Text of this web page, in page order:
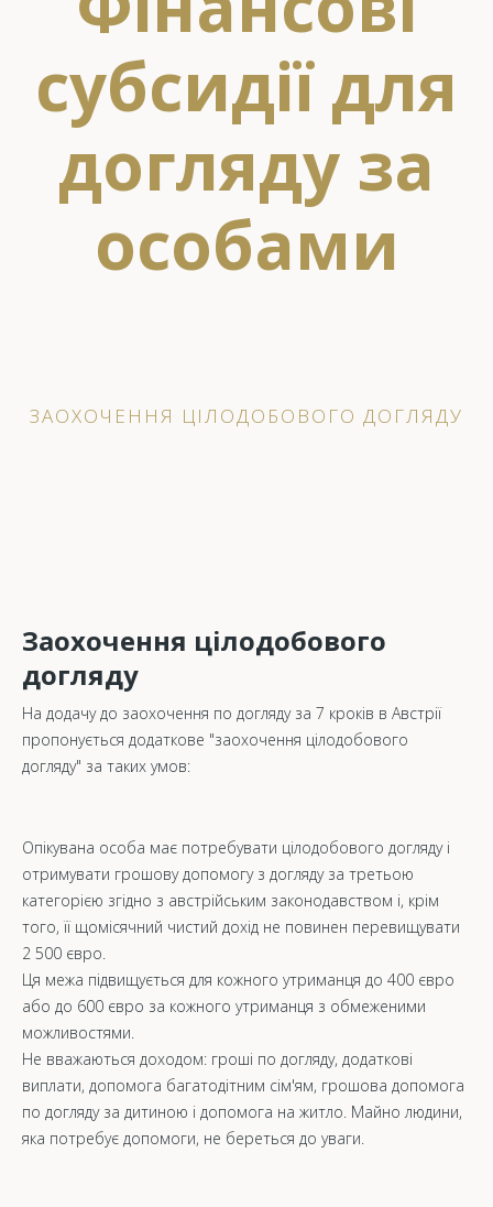
субсидії для
догляду за
особами
ЗАОХОЧЕННЯ ЦІЛОДОБОВОГО ДОГЛЯДУ
Заохочення цілодобового
догляду
На додачу до заохочення по догляду за 7 кроків в Австрії
пропонується додаткове "заохочення цілодобового
догляду" за таких умов:
Опікувана особа має потребувати цілодобового догляду і
отримувати грошову допомогу з догляду за третьою
категорією згідно з австрійським законодавством і, крім
того, її щомісячний чистий дохід не повинен перевищувати
2 500 євро.
Ця межа підвищується для кожного утриманця до 400 євро
або до 600 євро за кожного утриманця з обмеженими
можливостями.
Не вважаються доходом: гроші по догляду, додаткові
виплати, допомога багатодітним сім'ям, грошова допомога
по догляду за дитиною і допомога на житло. Майно людини,
яка потребує допомоги, не береться до уваги.